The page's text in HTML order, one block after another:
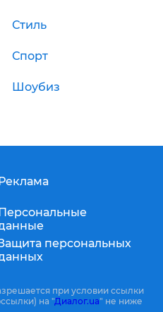
Стиль
Спорт
Шоубиз
персональных
при условии ссылки
на "Диалог.ua" не ниже